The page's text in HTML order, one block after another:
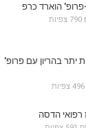
פרופ' הוארד כרפ
790 צפיות
יתר בהריון עם פרופ'
496 צפיות
רפואי הדסה